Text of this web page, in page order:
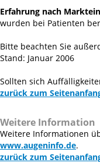
Erfahrung nach
wurden bei Patienten
Bitte beachten Sie
Stand: Januar 2006
Sollten sich
zurück zum
Weitere Information
Weitere Informationen
www.augeninfo.de.
zurück zum